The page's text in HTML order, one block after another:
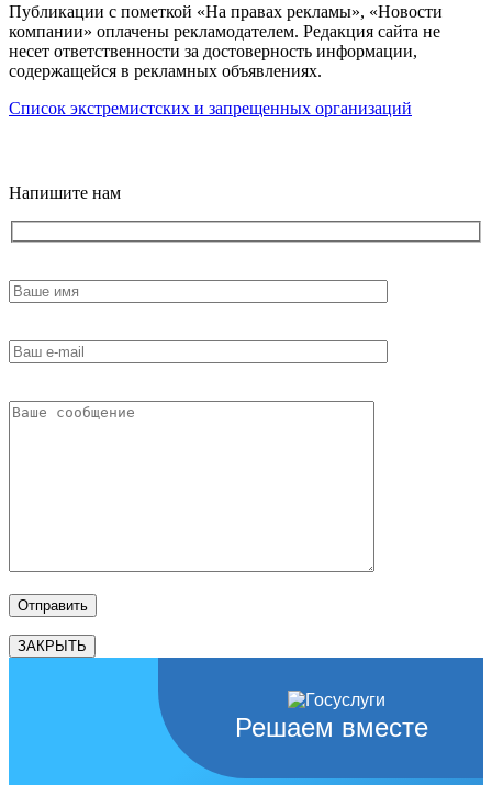
Публикации с пометкой «На правах рекламы», «Новости
компании» оплачены рекламодателем. Редакция сайта не
несет ответственности за достоверность информации,
содержащейся в рекламных объявлениях.
Список экстремистских и запрещенных организаций
Напишите нам
ЗАКРЫТЬ
Решаем вместе